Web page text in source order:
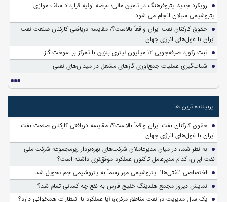
رویکرد جدید پتروفرهنگ در تامین مالی؛ عرضه اولیه قرارداد سلف موازی
پتروشیمی سبلان انجام می شود
حقوق کارکنان نفت ایران واقعاً بالاست؟/ مقایسه دریافتی کارکنان صنعت نفت
ایران با غول‌های انرژی جهان
ثبت رکورد صرفه‌جویی ۱۲ میلیون لیتری بنزین با تمرکز بر سوخت گاز
شتاب‌گیری عملیات جمع‌آوری گازهای مشعل در میدان‌های نفتی
پربیننده ترین ها
حقوق کارکنان نفت ایران واقعاً بالاست؟/ مقایسه دریافتی کارکنان صنعت نفت
ایران با غول‌های انرژی جهان
به نظر شما، در میان مدیرعاملان شرکت‌های بهره‌بردار زیرمجموعه شرکت ملی
نفت ایران، کدام مدیرعامل تاکنون عملکرد موفق‌تری داشته است؟
اختصاصی "نفتی‌ها": پتروشیمی مهر رسماً به پتروشیمی جم تحویل شد
نمایش دیروز مجمع هلدینگ خلیج فارس به نفع چه کسانی تمام شد؟
یک سال مدیریت در نفت مناطق مرکزی؛ آیا عملکرد با انتظارات همخوانی دارد؟